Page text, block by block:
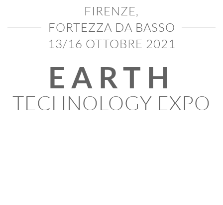
FIRENZE,
FORTEZZA DA BASSO
13/16 OTTOBRE 2021
EARTH
TECHNOLOGY EXPO